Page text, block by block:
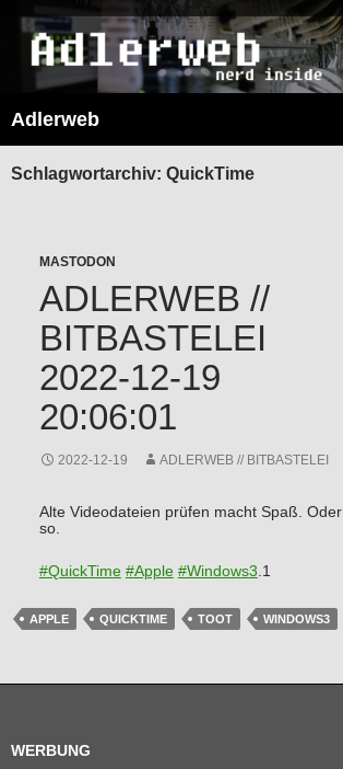
Adlerweb
SPRINGEN
Schlagwortarchiv: QuickTime
MASTODON
ADLERWEB //
BITBASTELEI
2022-12-19
20:06:01
2022-12-19 ADLERWEB // BITBASTELEI
Alte Videodateien prüfen macht Spaß. Oder
so.
#QuickTime #Apple #Windows3 .1
APPLE QUICKTIME TOOT WINDOWS3
WERBUNG